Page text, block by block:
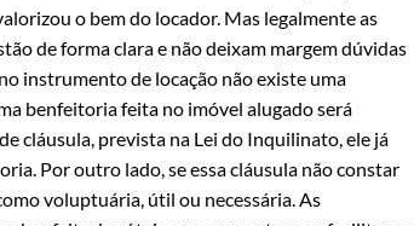
o bem do locador. Mas legalmente as
de forma clara e não deixam margem dúvidas
instrumento de locação não existe uma
benfeitoria feita no imóvel alugado será
cláusula, prevista na Lei do Inquilinato, ele já
Por outro lado, se essa cláusula não constar
voluptuária, útil ou necessária. As